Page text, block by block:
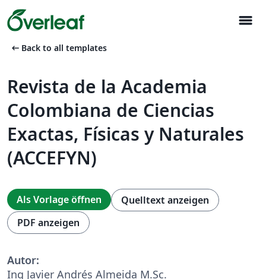
menu
arrow_left_alt Back to all templates
Revista de la Academia
Colombiana de Ciencias
Exactas, Físicas y Naturales
(ACCEFYN)
Als Vorlage öffnen
Quelltext anzeigen
PDF anzeigen
Autor:
Ing Javier Andrés Almeida M.Sc.